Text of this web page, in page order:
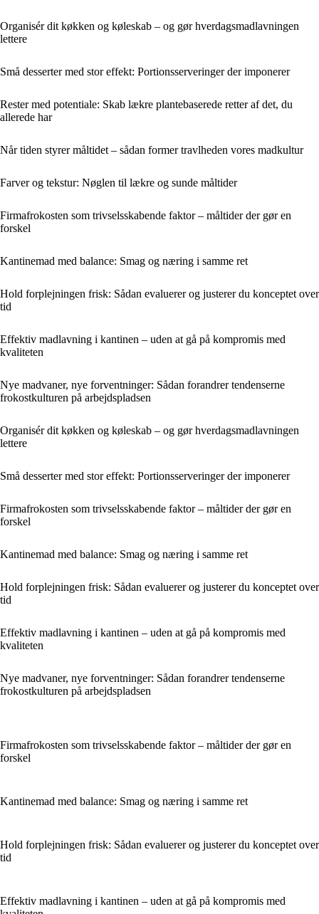
Organisér dit køkken og køleskab – og gør hverdagsmadlavningen
lettere
Små desserter med stor effekt: Portionsserveringer der imponerer
Rester med potentiale: Skab lækre plantebaserede retter af det, du
allerede har
Når tiden styrer måltidet – sådan former travlheden vores madkultur
Farver og tekstur: Nøglen til lækre og sunde måltider
Firmafrokosten som trivselsskabende faktor – måltider der gør en
forskel
Kantinemad med balance: Smag og næring i samme ret
Hold forplejningen frisk: Sådan evaluerer og justerer du konceptet over
tid
Effektiv madlavning i kantinen – uden at gå på kompromis med
kvaliteten
Nye madvaner, nye forventninger: Sådan forandrer tendenserne
frokostkulturen på arbejdspladsen
Organisér dit køkken og køleskab – og gør hverdagsmadlavningen
lettere
Små desserter med stor effekt: Portionsserveringer der imponerer
Firmafrokosten som trivselsskabende faktor – måltider der gør en
forskel
Kantinemad med balance: Smag og næring i samme ret
Hold forplejningen frisk: Sådan evaluerer og justerer du konceptet over
tid
Effektiv madlavning i kantinen – uden at gå på kompromis med
kvaliteten
Nye madvaner, nye forventninger: Sådan forandrer tendenserne
frokostkulturen på arbejdspladsen
Firmafrokosten som trivselsskabende faktor – måltider der gør en
forskel
Kantinemad med balance: Smag og næring i samme ret
Hold forplejningen frisk: Sådan evaluerer og justerer du konceptet over
tid
Effektiv madlavning i kantinen – uden at gå på kompromis med